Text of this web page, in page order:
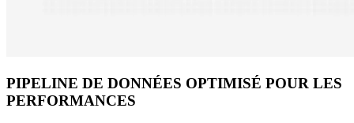
PIPELINE DE DONNÉES OPTIMISÉ POUR LES
PERFORMANCES